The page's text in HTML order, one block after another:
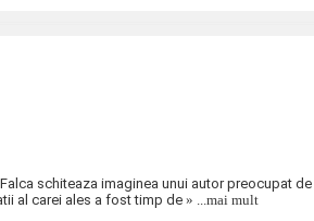
schiteaza imaginea unui autor preocupat de
al carei ales a fost timp de» ...mai mult